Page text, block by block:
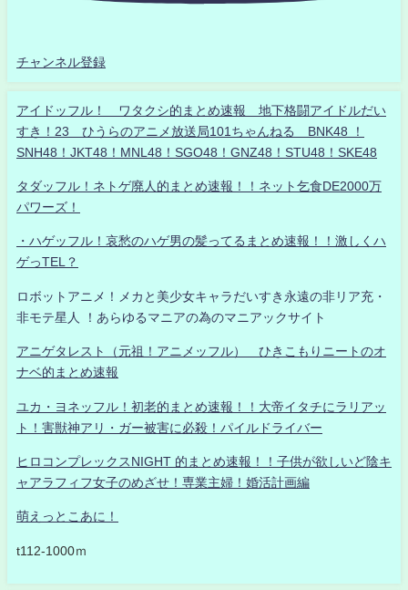
チャンネル登録
アイドッフル！ ワタクシ的まとめ速報 地下格闘アイドルだい
すき！23 ひうらのアニメ放送局101ちゃんねる BNK48 ！
SNH48！JKT48！MNL48！SGO48！GNZ48！STU48！SKE48
タダッフル！ネトゲ廃人的まとめ速報！！ネット乞食DE2000万
パワーズ！
・ハゲッフル！哀愁のハゲ男の髪ってるまとめ速報！！激しくハ
ゲっTEL？
ロボットアニメ！メカと美少女キャラだいすき永遠の非リア充・
非モテ星人 ！あらゆるマニアの為のマニアックサイト
アニゲタレスト（元祖！アニメッフル） ひきこもりニートのオ
ナベ的まとめ速報
ユカ・ヨネッフル！初老的まとめ速報！！大帝イタチにラリアッ
ト！害獣神アリ・ガー被害に必殺！パイルドライバー
ヒロコンプレックスNIGHT 的まとめ速報！！子供が欲しいど陰キ
ャアラフィフ女子のめざせ！専業主婦！婚活計画編
萌えっとこあに！
t112-1000ｍ